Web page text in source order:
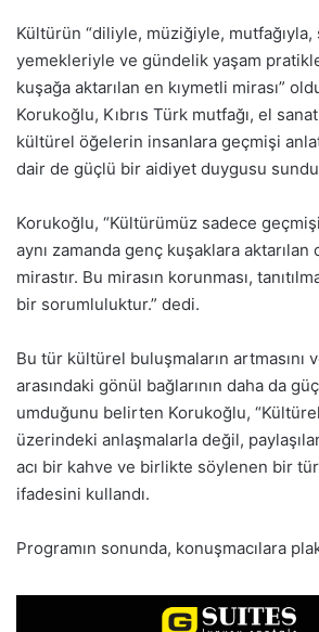
Kültürün “diliyle, müziğiyle, mutfağıyla,
yemekleriyle ve gündelik yaşam
kuşağa aktarılan en kıymetli mirası”
Korukoğlu, Kıbrıs Türk mutfağı, el
kültürel öğelerin insanlara geçmişi
dair de güçlü bir aidiyet duygusu
Korukoğlu, “Kültürümüz sadece
aynı zamanda genç kuşaklara aktarılan
mirastır. Bu mirasın korunması,
bir sorumluluktur.” dedi.
Bu tür kültürel buluşmaların artmasını
arasındaki gönül bağlarının daha da
umduğunu belirten Korukoğlu,
üzerindeki anlaşmalarla değil,
acı bir kahve ve birlikte söylenen bir
ifadesini kullandı.
Programın sonunda, konuşmacılara